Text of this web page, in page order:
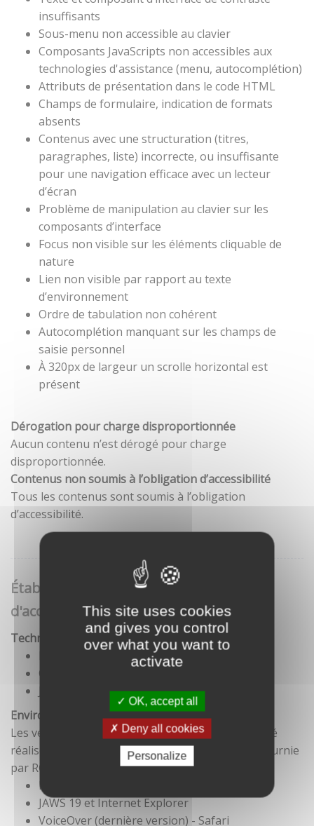
This site uses cookies
and gives you control
over what you want to
activate
OK, accept all
Deny all cookies
Personalize
insuffisants
Sous-menu non accessible au clavier
Composants JavaScripts non accessibles aux
technologies d'assistance (menu, autocomplétion)
Attributs de présentation dans le code HTML
Champs de formulaire, indication de formats
absents
Contenus avec une structuration (titres,
paragraphes, liste) incorrecte, ou insuffisante
pour une navigation efficace avec un lecteur
d’écran
Problème de manipulation au clavier sur les
composants d’interface
Focus non visible sur les éléments cliquable de
nature
Lien non visible par rapport au texte
d’environnement
Ordre de tabulation non cohérent
Autocomplétion manquant sur les champs de
saisie personnel
À 320px de largeur un scrolle horizontal est
présent
Dérogation pour charge disproportionnée
Aucun contenu n’est dérogé pour charge
disproportionnée.
Contenus non soumis à l’obligation d’accessibilité
Tous les contenus sont soumis à l’obligation
d’accessibilité.
Établissement de cette déclaration
d'accessibilité
Technologies utilisées pour la réalisation du site
CSS
Environnement de test
Les vérifications de restitution de contenus ont été
réalisées conformément à la base de référence fournie
par RGAA 3.
Firefox et NVDA
JAWS 19 et Internet Explorer
VoiceOver (dernière version) - Safari